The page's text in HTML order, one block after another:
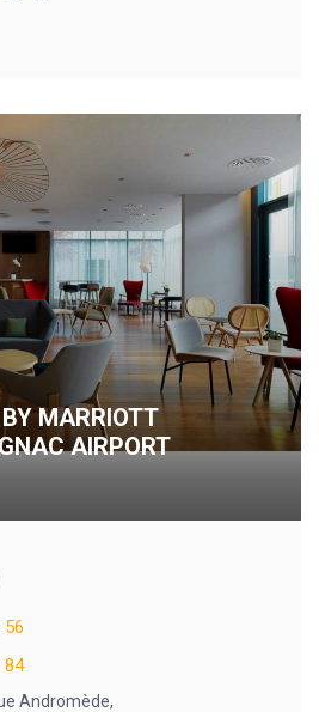
MARRIOTT
AIRPORT
56
84
Andromède,